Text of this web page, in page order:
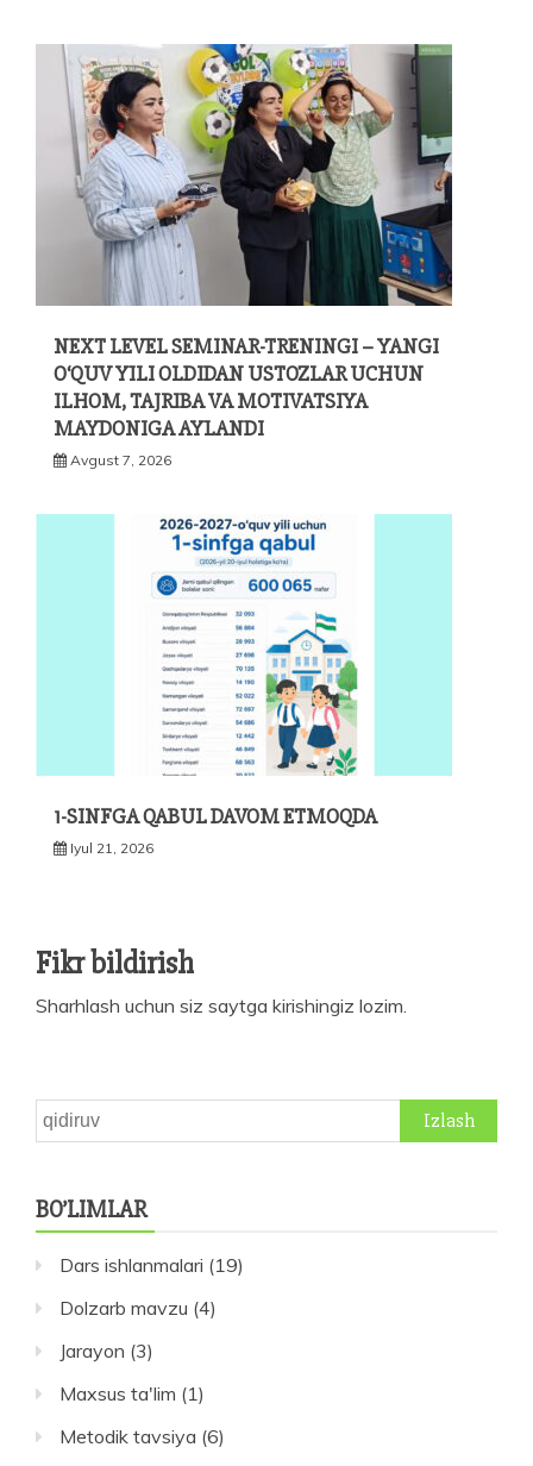
NEXT LEVEL SEMINAR-TRENINGI – YANGI
O‘QUV YILI OLDIDAN USTOZLAR UCHUN
ILHOM, TAJRIBA VA MOTIVATSIYA
MAYDONIGA AYLANDI
Avgust 7, 2026
1-SINFGA QABUL DAVOM ETMOQDA
Iyul 21, 2026
Fikr bildirish
Sharhlash uchun siz saytga kirishingiz lozim.
Qidirshish:
BO’LIMLAR
Dars ishlanmalari (19)
Dolzarb mavzu (4)
Jarayon (3)
Maxsus ta'lim (1)
Metodik tavsiya (6)